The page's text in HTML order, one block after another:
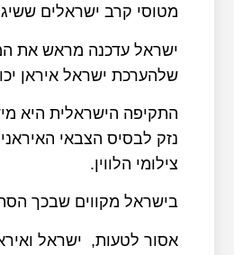
מטוסי קרב ישראלים
ישראל עדכנה מראש את
שלהערכת ישראל איראן
התקיפה הישראלית היא
נזק לבסיס הצבאי
צילומי הלווין.
בישראל מקווים שבכך
אסור לטעות, ישראל